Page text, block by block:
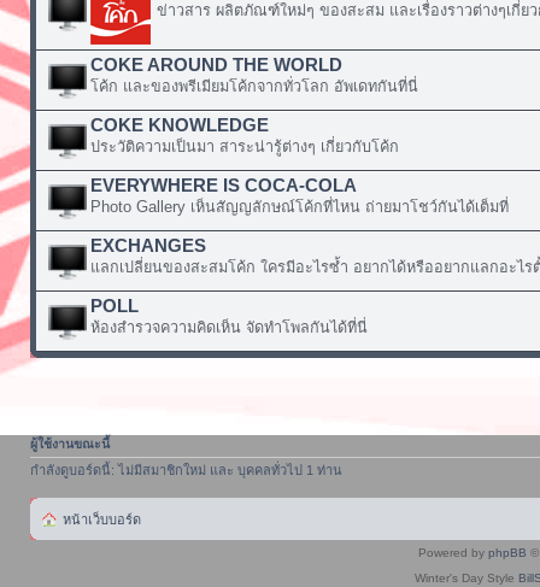
ข่าวสาร ผลิตภัณฑ์ใหม่ๆ ของสะสม และเรื่องราวต่างๆเกี่ย
COKE AROUND THE WORLD
โค้ก และของพรีเมียมโค้กจากทั่วโลก อัพเดทกันที่นี่
COKE KNOWLEDGE
ประวัติความเป็นมา สาระน่ารู้ต่างๆ เกี่ยวกับโค้ก
EVERYWHERE IS COCA-COLA
Photo Gallery เห็นสัญญลักษณ์โค้กที่ไหน ถ่ายมาโชว์กันได้เต็มที่
EXCHANGES
แลกเปลี่ยนของสะสมโค้ก ใครมีอะไรซ้ำ อยากได้หรืออยากแลกอะไร
POLL
ห้องสำรวจความคิดเห็น จัดทำโพลกันได้ที่นี่
ผู้ใช้งานขณะนี้
กำลังดูบอร์ดนี้: ไม่มีสมาชิกใหม่ และ บุคคลทั่วไป 1 ท่าน
หน้าเว็บบอร์ด
Powered by phpBB ©
Winter's Day Style